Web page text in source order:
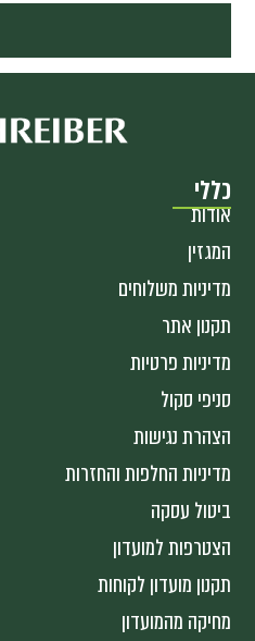
כללי
אודות
המגזין
מדיניות משלוחים
תקנון אתר
מדיניות פרטיות
סניפי סקול
הצהרת נגישות
מדיניות החלפות והחזרות
ביטול עסקה
הצטרפות למועדון
תקנון מועדון לקוחות
מחיקה מהמועדון